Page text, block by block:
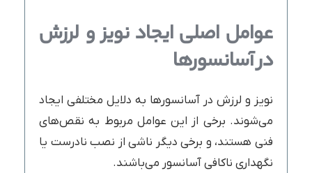
عوامل اصلی ایجاد نویز و لرزش
در آسانسورها
نویز و لرزش در آسانسورها به دلایل مختلفی ایجاد
می‌شوند. برخی از این عوامل مربوط به نقص‌های
فنی هستند، و برخی دیگر ناشی از نصب نادرست یا
نگهداری ناکافی آسانسور می‌باشند.